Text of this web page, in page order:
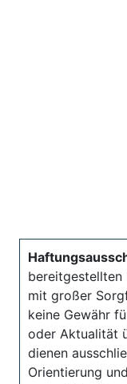
bereitgestellten
mit großer
keine Gewähr
oder Aktualität
dienen
Orientierung